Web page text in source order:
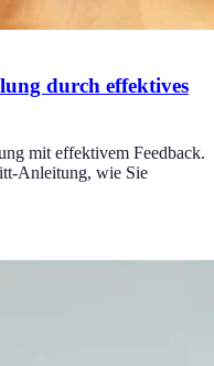
durch effektives
mit effektivem Feedback.
Anleitung, wie Sie